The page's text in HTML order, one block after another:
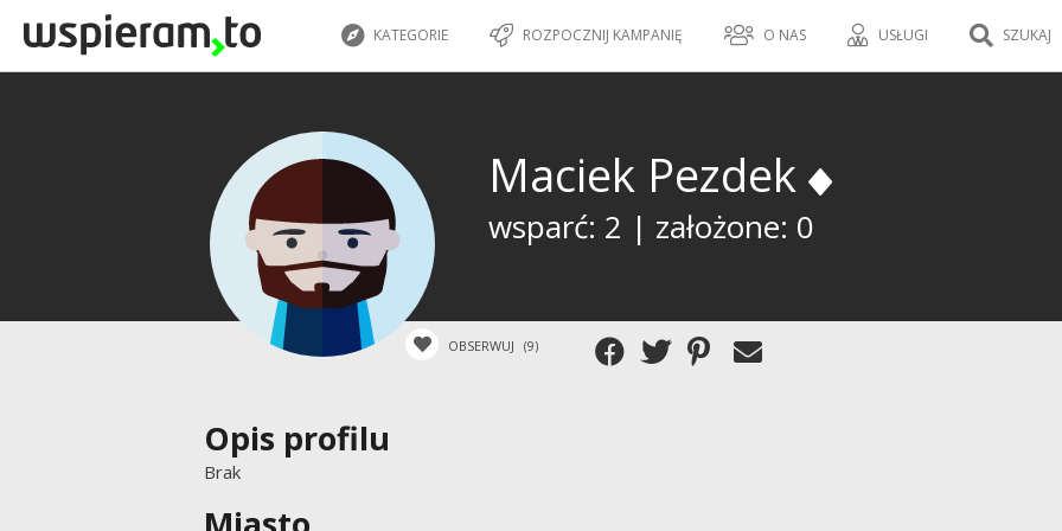
KATEGORIE ROZPOCZNIJ KAMPANIĘ O NAS USŁUGI SZUKAJ
Maciek Pezdek
wsparć: 2 | założone: 0
OBSERWUJ (9)
Opis profilu
Brak